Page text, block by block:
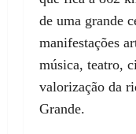
de uma grande
manifestações
música, teatro,
valorização da
Grande.